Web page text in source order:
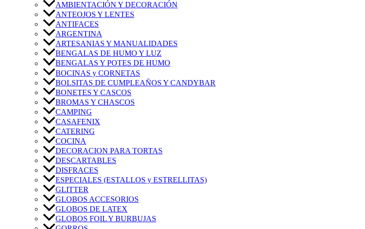
AMBIENTACIÓN Y DECORACIÓN
ANTEOJOS Y LENTES
ANTIFACES
ARGENTINA
ARTESANIAS Y MANUALIDADES
BENGALAS DE HUMO Y LUZ
BENGALAS Y POTES DE HUMO
BOCINAS y CORNETAS
BOLSITAS DE CUMPLEAÑOS Y CANDYBAR
BONETES Y CASCOS
BROMAS Y CHASCOS
CAMPING
CASAFENIX
CATERING
COCINA
DECORACION PARA TORTAS
DESCARTABLES
DISFRACES
ESPECIALES (ESTALLOS y ESTRELLITAS)
GLITTER
GLOBOS ACCESORIOS
GLOBOS DE LATEX
GLOBOS FOIL Y BURBUJAS